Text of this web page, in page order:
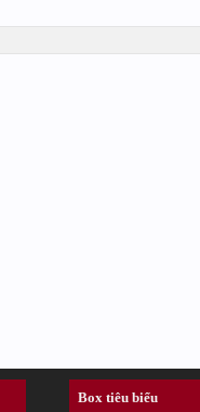
Box tiêu biểu